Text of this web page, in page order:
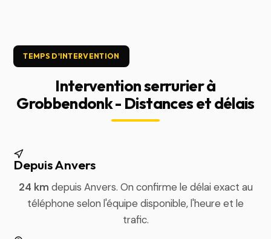
TEMPS D'INTERVENTION
Intervention serrurier à
Grobbendonk - Distances et délais
Depuis Anvers
24 km depuis Anvers. On confirme le délai exact au
téléphone selon l'équipe disponible, l'heure et le
trafic.